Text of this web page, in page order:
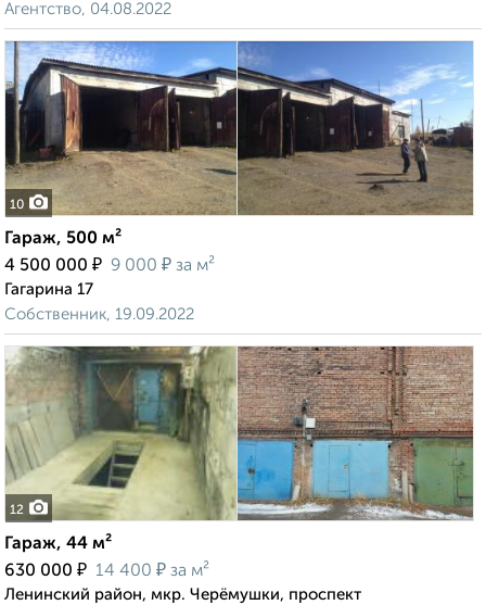
Агентство, 04.08.2022
10
Гараж, 500 м²
4 500 000 ₽ 9 000 ₽ за м²
Гагарина 17
Собственник, 19.09.2022
12
Гараж, 44 м²
630 000 ₽ 14 400 ₽ за м²
Ленинский район, мкр. Черёмушки, проспект